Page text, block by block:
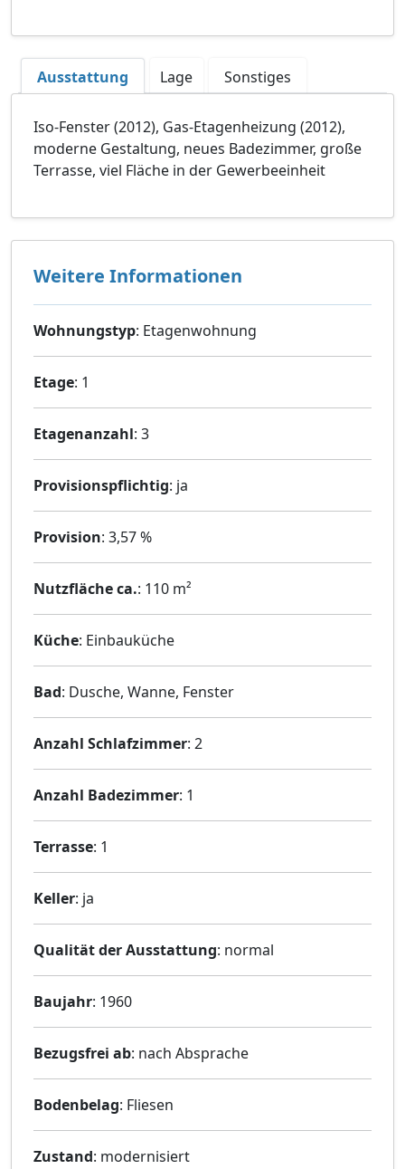
Ausstattung Lage Sonstiges
Iso-Fenster (2012), Gas-Etagenheizung (2012),
moderne Gestaltung, neues Badezimmer, große
Terrasse, viel Fläche in der Gewerbeeinheit
Weitere Informationen
Wohnungstyp: Etagenwohnung
Etage: 1
Etagenanzahl: 3
Provisionspflichtig: ja
Provision: 3,57 %
Nutzfläche ca.: 110 m²
Küche: Einbauküche
Bad: Dusche, Wanne, Fenster
Anzahl Schlafzimmer: 2
Anzahl Badezimmer: 1
Terrasse: 1
Keller: ja
Qualität der Ausstattung: normal
Baujahr: 1960
Bezugsfrei ab: nach Absprache
Bodenbelag: Fliesen
Zustand: modernisiert